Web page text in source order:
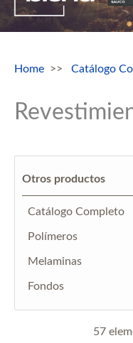
Home Catálogo
Otros productos
Catálogo Completo
Polímeros
Melaminas
Fondos
57